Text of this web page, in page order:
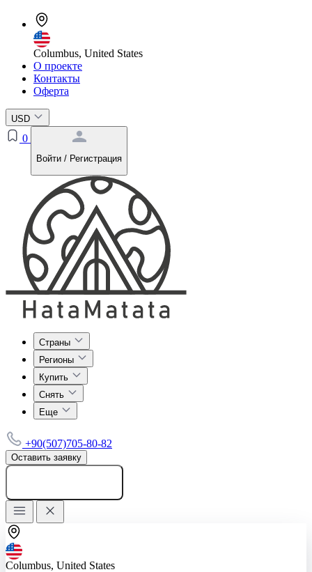
Columbus, United States
О проекте
Контакты
Оферта
USD
0
Войти / Регистрация
Страны
Регионы
Купить
Снять
Еще
+90(507)705-80-82
Оставить заявку
Columbus, United States